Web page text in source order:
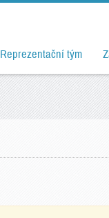
Reprezentační tým